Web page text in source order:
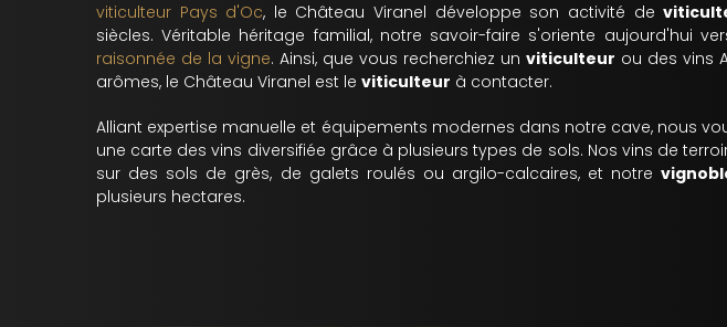
viticulteur Pays d'Oc, le Château Viranel développe son activité de
siècles. Véritable héritage familial, notre savoir-faire s'oriente aujourd'hui
raisonnée de la vigne. Ainsi, que vous recherchiez unviticulteur ou des vins
arômes, le Château Viranel est le viticulteur à contacter.
Alliant expertise manuelle et équipements modernes dans notre cave, nous
une carte des vins diversifiée grâce à plusieurs types de sols. Nos vins de
sur des sols de grès, de galets roulés ou argilo-calcaires, et notre
plusieurs hectares.